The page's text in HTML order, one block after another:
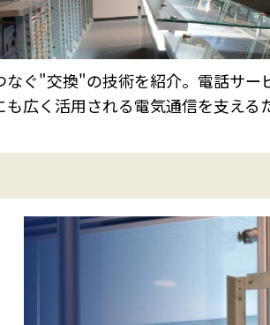
なぐ"交換"の技術を紹介。電話サ
広く活用される電気通信を支える